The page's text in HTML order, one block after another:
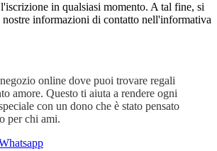
in qualsiasi momento. A tal fine, si
nostre informazioni di contatto nell'informativa
online dove puoi trovare regali
amore. Questo ti aiuta a rendere ogni
con un dono che è stato pensato
per chi ami.